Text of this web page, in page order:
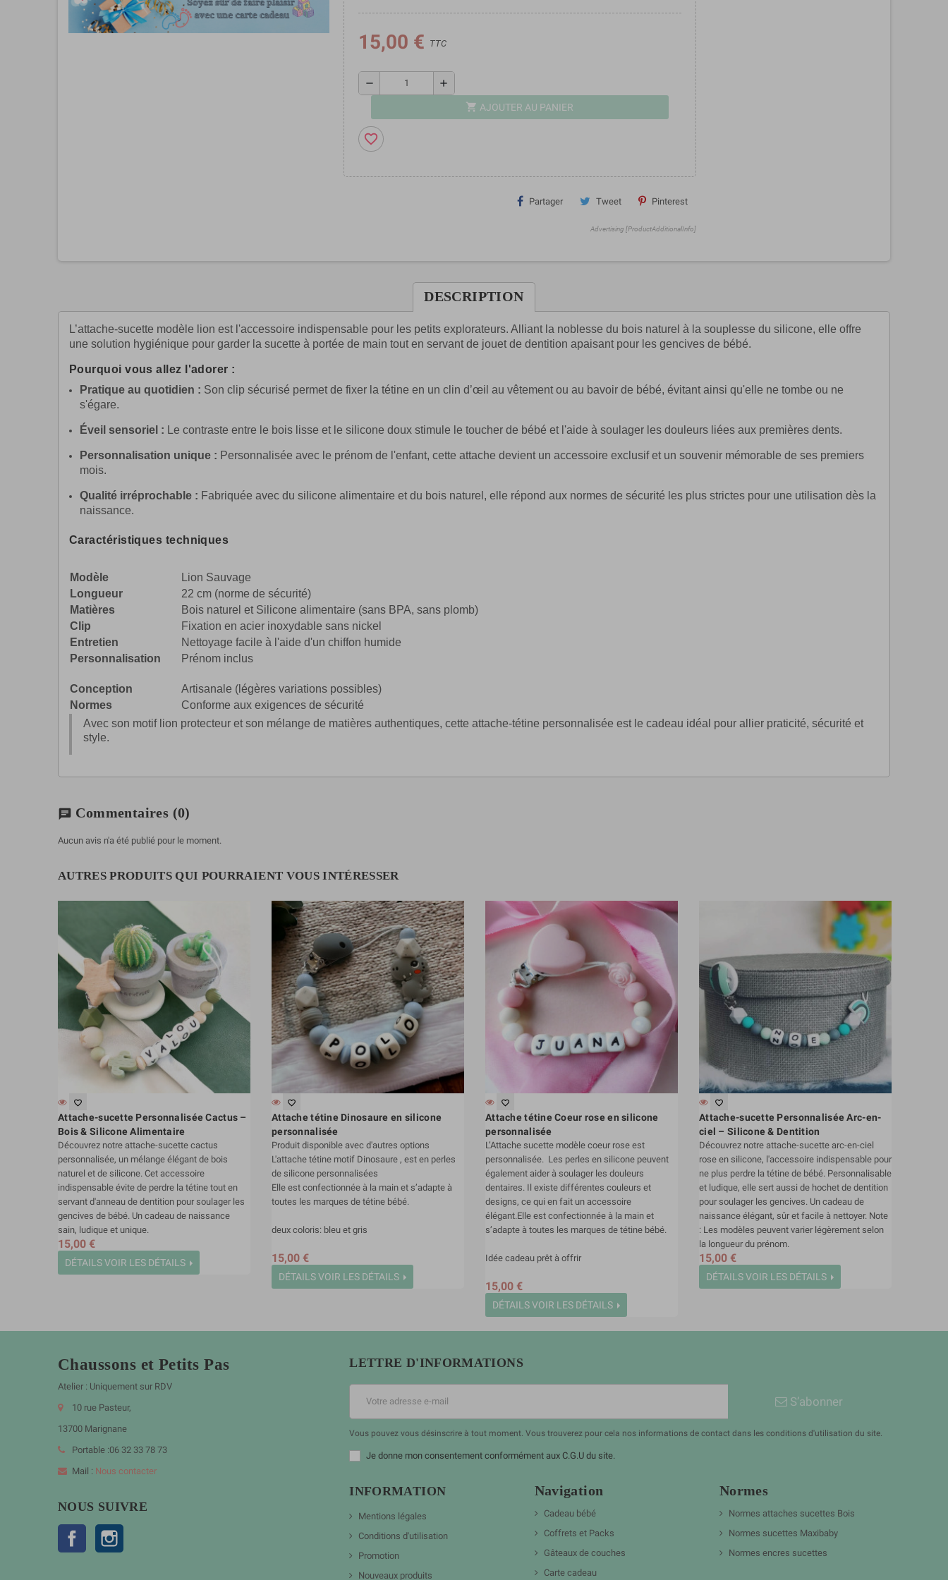
15,00 € TTC
remove add
shopping_cart AJOUTER AU PANIER
favorite_border
Partager Tweet Pinterest
Advertising [ProductAdditionalInfo]
DESCRIPTION
L’attache-sucette modèle lion est l'accessoire indispensable pour les petits explorateurs. Alliant la noblesse du bois naturel à la souplesse du silicone, elle offre
une solution hygiénique pour garder la sucette à portée de main tout en servant de jouet de dentition apaisant pour les gencives de bébé.
Pourquoi vous allez l'adorer :
Pratique au quotidien : Son clip sécurisé permet de fixer la tétine en un clin d’œil au vêtement ou au bavoir de bébé, évitant ainsi qu'elle ne tombe ou ne
s'égare.
Éveil sensoriel : Le contraste entre le bois lisse et le silicone doux stimule le toucher de bébé et l'aide à soulager les douleurs liées aux premières dents.
Personnalisation unique : Personnalisée avec le prénom de l'enfant, cette attache devient un accessoire exclusif et un souvenir mémorable de ses premiers
mois.
Qualité irréprochable : Fabriquée avec du silicone alimentaire et du bois naturel, elle répond aux normes de sécurité les plus strictes pour une utilisation dès la
naissance.
Caractéristiques techniques
Modèle
Lion Sauvage
Longueur
22 cm (norme de sécurité)
Matières
Bois naturel et Silicone alimentaire (sans BPA, sans plomb)
Clip
Fixation en acier inoxydable sans nickel
Entretien
Nettoyage facile à l'aide d'un chiffon humide
Personnalisation
Prénom inclus
Conception
Artisanale (légères variations possibles)
Normes
Conforme aux exigences de sécurité
Avec son motif lion protecteur et son mélange de matières authentiques, cette attache-tétine personnalisée est le cadeau idéal pour allier praticité, sécurité et
style.
chat Commentaires (0)
Aucun avis n'a été publié pour le moment.
AUTRES PRODUITS QUI POURRAIENT VOUS INTÉRESSER
favorite_border
Attache-sucette Personnalisée Cactus –
Bois & Silicone Alimentaire
Découvrez notre attache-sucette cactus
personnalisée, un mélange élégant de bois
naturel et de silicone. Cet accessoire
indispensable évite de perdre la tétine tout en
servant d'anneau de dentition pour soulager les
gencives de bébé. Un cadeau de naissance
sain, ludique et unique.
15,00 €
DÉTAILSVOIR LES DÉTAILS
favorite_border
Attache tétine Dinosaure en silicone
personnalisée
Produit disponible avec d'autres options
L'attache tétine motif Dinosaure , est en perles
de silicone personnalisées
Elle est confectionnée à la main et s’adapte à
toutes les marques de tétine bébé.
deux coloris: bleu et gris
15,00 €
DÉTAILSVOIR LES DÉTAILS
favorite_border
Attache tétine Coeur rose en silicone
personnalisée
L’Attache sucette modèle coeur rose est
personnalisée. Les perles en silicone peuvent
également aider à soulager les douleurs
dentaires. Il existe différentes couleurs et
designs, ce qui en fait un accessoire
élégant.Elle est confectionnée à la main et
s’adapte à toutes les marques de tétine bébé.
Idée cadeau prêt à offrir
15,00 €
DÉTAILSVOIR LES DÉTAILS
favorite_border
Attache-sucette Personnalisée Arc-en-
ciel – Silicone & Dentition
Découvrez notre attache-sucette arc-en-ciel
rose en silicone, l'accessoire indispensable pour
ne plus perdre la tétine de bébé. Personnalisable
et ludique, elle sert aussi de hochet de dentition
pour soulager les gencives. Un cadeau de
naissance élégant, sûr et facile à nettoyer. Note
: Les modèles peuvent varier légèrement selon
la longueur du prénom.
15,00 €
DÉTAILSVOIR LES DÉTAILS
Chaussons et Petits Pas
Atelier : Uniquement sur RDV
10 rue Pasteur,
13700 Marignane
Portable :06 32 33 78 73
Mail : Nous contacter
NOUS SUIVRE
Facebook
LETTRE D'INFORMATIONS
S’abonner
Vous pouvez vous désinscrire à tout moment. Vous trouverez pour cela nos informations de contact dans les conditions d'utilisation du site.
Je donne mon consentement conformément aux C.G.U du site.
INFORMATION
Mentions légales
Conditions d'utilisation
Promotion
Nouveaux produits
Navigation
Cadeau bébé
Coffrets et Packs
Gâteaux de couches
Carte cadeau
Normes
Normes attaches sucettes Bois
Normes sucettes Maxibaby
Normes encres sucettes